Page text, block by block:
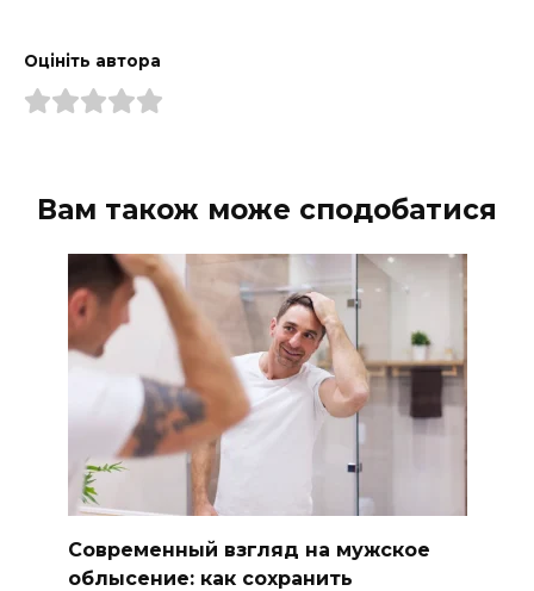
Оцініть автора
Вам також може сподобатися
Современный взгляд на мужское
облысение: как сохранить